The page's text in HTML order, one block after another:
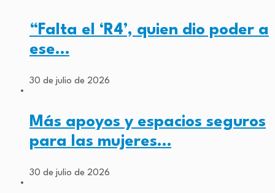
“Falta el ‘R4’, quien dio poder a
ese…
30 de julio de 2026
Más apoyos y espacios seguros
para las mujeres…
30 de julio de 2026